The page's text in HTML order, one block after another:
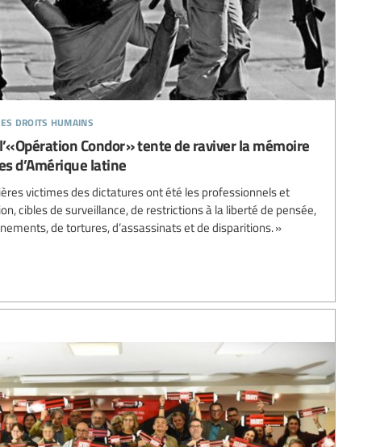
droits humains
Opération Condor » tente de raviver la mémoire
d’Amérique latine
victimes des dictatures ont été les professionnels et
cibles de surveillance, de restrictions à la liberté de pensée,
de tortures, d’assassinats et de disparitions. »